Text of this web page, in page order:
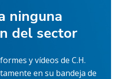
ninguna
del sector
y vídeos de C.H.
en su bandeja de